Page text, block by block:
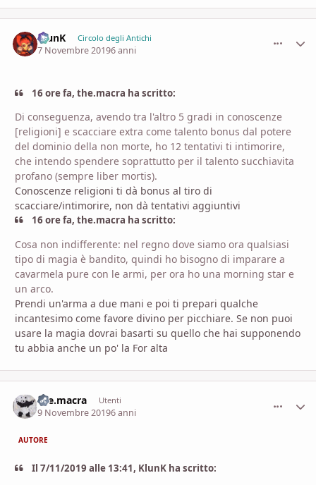
KlunK Circolo degli Antichi
7 Novembre 20196 anni
16 ore fa, the.macra ha scritto:
Di conseguenza, avendo tra l'altro 5 gradi in conoscenze
[religioni] e scacciare extra come talento bonus dal potere
del dominio della non morte, ho 12 tentativi ti intimorire,
che intendo spendere soprattutto per il talento succhiavita
profano (sempre liber mortis).
Conoscenze religioni ti dà bonus al tiro di
scacciare/intimorire, non dà tentativi aggiuntivi
16 ore fa, the.macra ha scritto:
Cosa non indifferente: nel regno dove siamo ora qualsiasi
tipo di magia è bandito, quindi ho bisogno di imparare a
cavarmela pure con le armi, per ora ho una morning star e
un arco.
Prendi un'arma a due mani e poi ti prepari qualche
incantesimo come favore divino per picchiare. Se non puoi
usare la magia dovrai basarti su quello che hai supponendo
tu abbia anche un po' la For alta
the.macra Utenti
9 Novembre 20196 anni
AUTORE
Il 7/11/2019 alle 13:41, KlunK ha scritto: